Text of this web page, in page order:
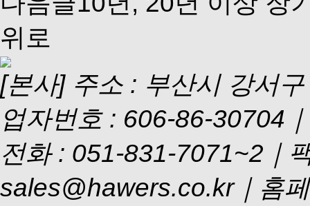
위로
[본사] 주소 : 부산시 강서
업자번호 : 606-86-30704
전화 : 051-831-7071~2｜
sales@hawers.co.kr｜홈